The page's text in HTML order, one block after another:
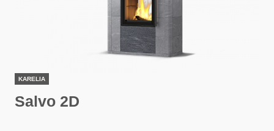
KARELIA
Salvo 2D